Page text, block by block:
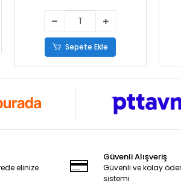
Sepete Ekle
elinize
Güvenli Alışveriş
Güvenli ve kolay
sistemi